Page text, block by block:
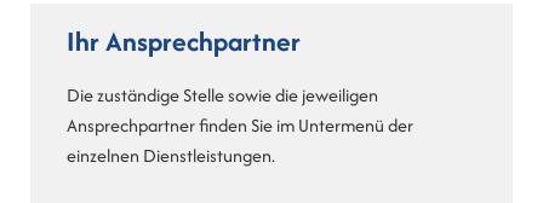
Ihr Ansprechpartner
Die zuständige Stelle sowie die jeweiligen
Ansprechpartner finden Sie im Untermenü der
einzelnen Dienstleistungen.